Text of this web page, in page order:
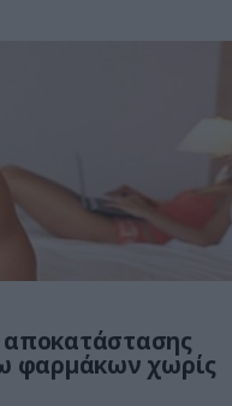
αποκατάστασης
φαρμάκων χωρίς